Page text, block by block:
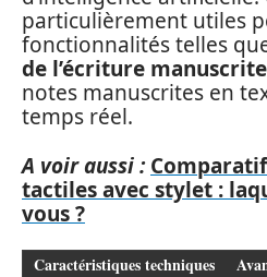
particulièrement utiles
fonctionnalités telles
de l’écriture manuscrite
notes manuscrites en
temps réel.
A voir aussi :
tactiles avec stylet :
vous ?
Caractéristiques techniques